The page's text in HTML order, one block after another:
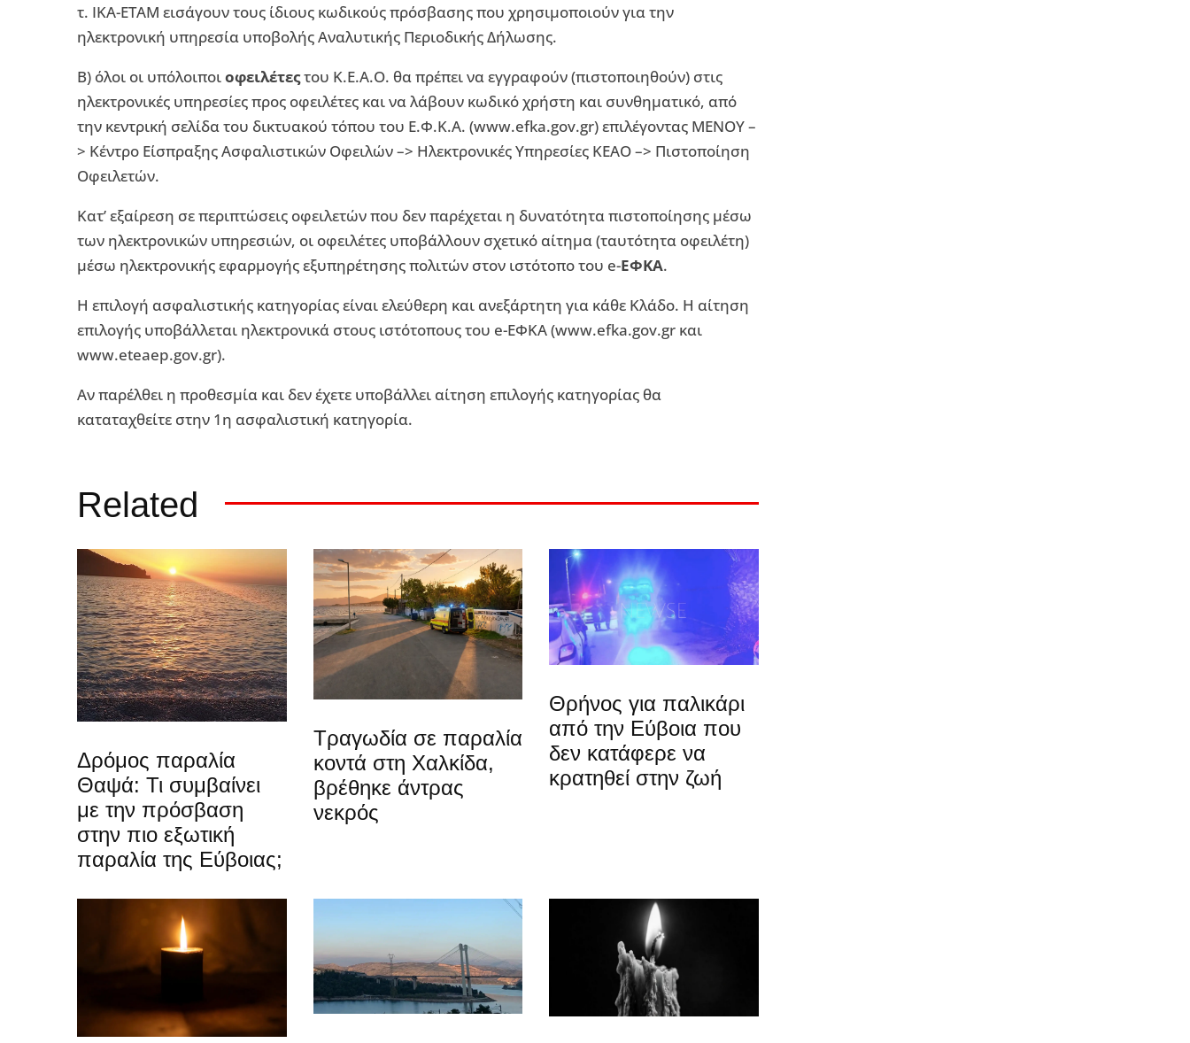
τ. ΙΚΑ-ΕΤΑΜ εισάγουν τους ίδιους κωδικούς πρόσβασης που χρησιμοποιούν για την
ηλεκτρονική υπηρεσία υποβολής Αναλυτικής Περιοδικής Δήλωσης.
Β) όλοι οι υπόλοιποιοφειλέτεςτου Κ.Ε.Α.Ο. θα πρέπει να εγγραφούν (πιστοποιηθούν) στις
ηλεκτρονικές υπηρεσίες προς οφειλέτες και να λάβουν κωδικό χρήστη και συνθηματικό, από
την κεντρική σελίδα του δικτυακού τόπου του Ε.Φ.Κ.Α. (www.efka.gov.gr) επιλέγοντας ΜΕΝΟΥ –
> Κέντρο Είσπραξης Ασφαλιστικών Οφειλών –> Ηλεκτρονικές Υπηρεσίες ΚΕΑΟ –> Πιστοποίηση
Οφειλετών.
Κατ’ εξαίρεση σε περιπτώσεις οφειλετών που δεν παρέχεται η δυνατότητα πιστοποίησης μέσω
των ηλεκτρονικών υπηρεσιών, οι οφειλέτες υποβάλλουν σχετικό αίτημα (ταυτότητα οφειλέτη)
μέσω ηλεκτρονικής εφαρμογής εξυπηρέτησης πολιτών στον ιστότοπο του e-ΕΦΚΑ.
Η επιλογή ασφαλιστικής κατηγορίας είναι ελεύθερη και ανεξάρτητη για κάθε Κλάδο. Η αίτηση
επιλογής υποβάλλεται ηλεκτρονικά στους ιστότοπους του e-ΕΦΚΑ (www.efka.gov.gr και
www.eteaep.gov.gr).
Αν παρέλθει η προθεσμία και δεν έχετε υποβάλλει αίτηση επιλογής κατηγορίας θα
καταταχθείτε στην 1η ασφαλιστική κατηγορία.
Related
Δρόμος παραλία
Θαψά: Τι συμβαίνει
με την πρόσβαση
στην πιο εξωτική
παραλία της Εύβοιας;
Τραγωδία σε παραλία
κοντά στη Χαλκίδα,
βρέθηκε άντρας
νεκρός
Θρήνος για παλικάρι
από την Εύβοια που
δεν κατάφερε να
κρατηθεί στην ζωή